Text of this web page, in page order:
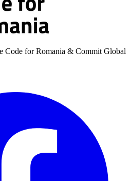
Code for Romania & Commit Global